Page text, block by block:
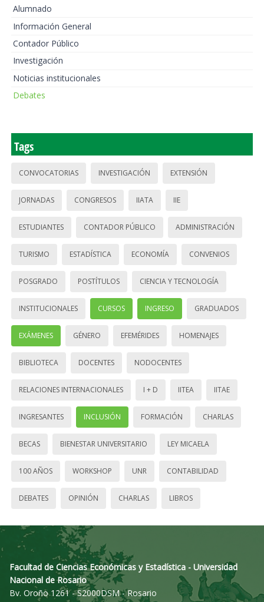
Alumnado
Información General
Contador Público
Investigación
Noticias institucionales
Debates
Tags
CONVOCATORIAS INVESTIGACIÓN EXTENSIÓN
JORNADAS CONGRESOS IIATA IIE
ESTUDIANTES CONTADOR PÚBLICO ADMINISTRACIÓN
TURISMO ESTADÍSTICA ECONOMÍA CONVENIOS
POSGRADO POSTÍTULOS CIENCIA Y TECNOLOGÍA
INSTITUCIONALES CURSOS INGRESO GRADUADOS
EXÁMENES GÉNERO EFEMÉRIDES HOMENAJES
BIBLIOTECA DOCENTES NODOCENTES
RELACIONES INTERNACIONALES I + D IITEA IITAE
INGRESANTES INCLUSIÓN FORMACIÓN CHARLAS
BECAS BIENESTAR UNIVERSITARIO LEY MICAELA
100 AÑOS WORKSHOP UNR CONTABILIDAD
DEBATES OPINIÓN CHARLAS LIBROS
Facultad de Ciencias Económicas y Estadística - Universidad
Nacional de Rosario
Bv. Oroño 1261 - S2000DSM - Rosario